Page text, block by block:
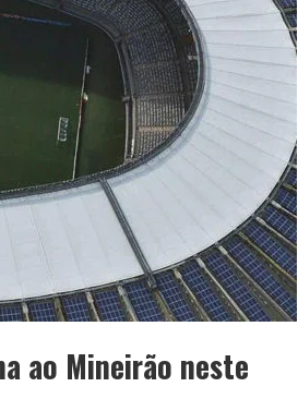
ao Mineirão neste